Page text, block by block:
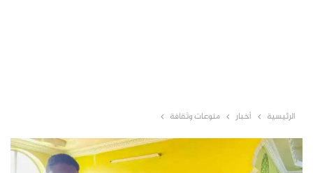
الرئيسية أخبار منوعات وثقافة